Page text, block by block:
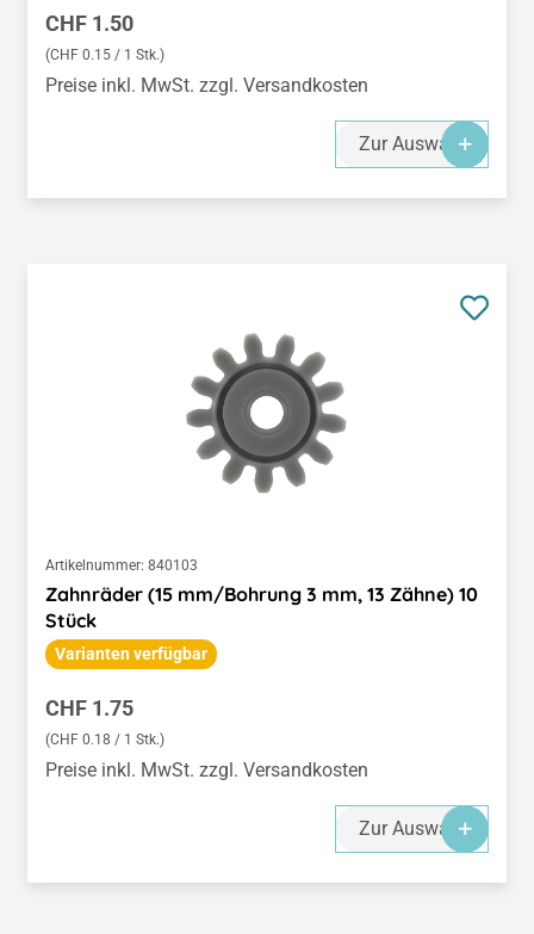
Regulärer Preis:
CHF 1.50
(CHF 0.15 / 1 Stk.)
Preise inkl. MwSt. zzgl. Versandkosten
Zur Auswahl
Artikelnummer: 840103
Zahnräder (15 mm/Bohrung 3 mm, 13 Zähne) 10
Stück
Varianten verfügbar
Regulärer Preis:
CHF 1.75
(CHF 0.18 / 1 Stk.)
Preise inkl. MwSt. zzgl. Versandkosten
Zur Auswahl